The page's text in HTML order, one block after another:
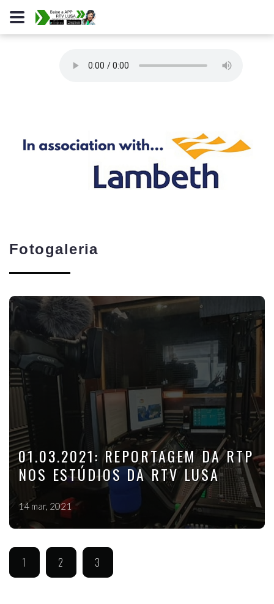
Fotogaleria
01.03.2021: REPORTAGEM DA RTP
NOS ESTÚDIOS DA RTV LUSA
14 mar, 2021
1 2 3